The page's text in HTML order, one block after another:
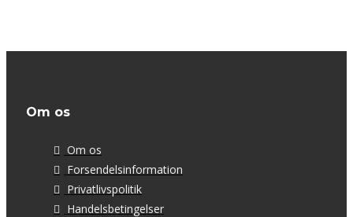
Om os
Om os
Forsendelsinformation
Privatlivspolitik
Handelsbetingelser